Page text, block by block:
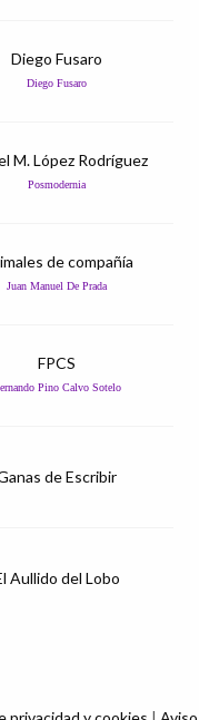
Diego Fusaro
Diego Fusaro
M. López Rodríguez
Posmodernia
de compañía
Juan Manuel De Prada
FPCS
Pino Calvo Sotelo
de Escribir
Aullido del Lobo